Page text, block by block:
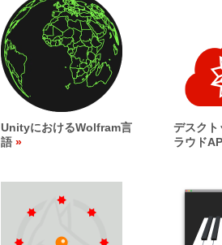
UnityにおけるWolfram言
語
デスクト
ラウド